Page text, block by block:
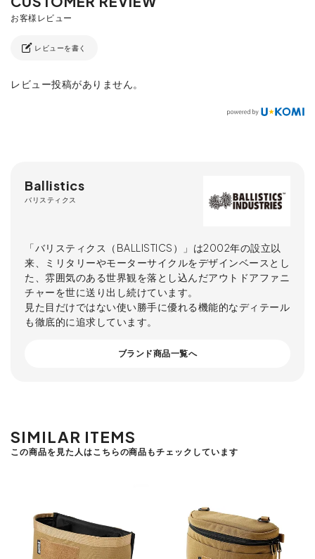
レビューを書く
レビュー投稿がありません。
Ballistics
バリスティクス
「バリスティクス（BALLISTICS）」は2002年の設立以
来、ミリタリーやモーターサイクルをデザインベースとし
た、雰囲気のある世界観を落とし込んだアウトドアファニ
チャーを世に送り出し続けています。
見た目だけではない使い勝手に優れる機能的なディテール
も徹底的に追求しています。
ブランド商品一覧へ
SIMILAR ITEMS
この商品を見た人はこちらの商品もチェックしています